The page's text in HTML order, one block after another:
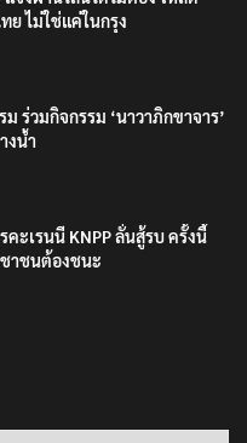
แจ้งผ่านไลน์ได้ไม่ต้อง โหลด
ย ไม่ใช่แค่ในกรุง
ร่วมกิจกรรม ‘นาวาภิกขาจาร’
น้ำ